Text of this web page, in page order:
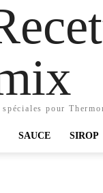
pour
SAUCE SIROP